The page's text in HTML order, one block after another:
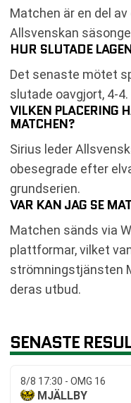
Matchen är en del
Allsvenskan
HUR SLUTADE
Det senaste mötet
slutade oavgjort, 4-4.
VILKEN PLACERING
MATCHEN?
Sirius leder
obesegrade efter
grundserien.
VAR KAN JAG SE
Matchen sänds via
plattformar, vilket
strömningstjänsten
deras utbud.
SENASTE
8/8 17:30 - OMG 16
MJÄLLBY